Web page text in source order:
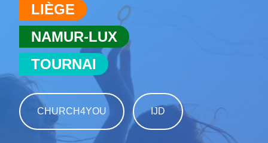
LIÈGE
NAMUR-LUX
TOURNAI
CHURCH4YOU IJD